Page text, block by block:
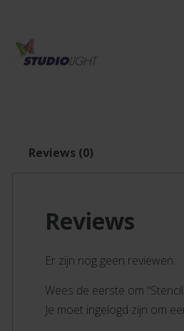
Reviews (0)
Reviews
Er zijn nog geen reviewen.
Wees de eerste om
Je moet ingelogd zijn om